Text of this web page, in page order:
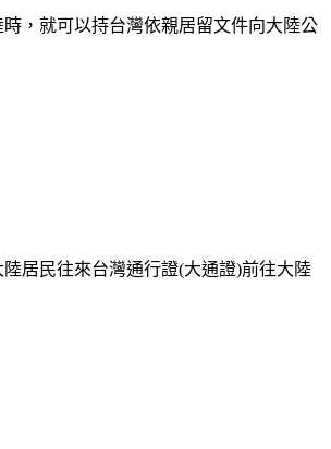
，就可以持台灣依親居留文件向大陸公
居民往來台灣通行證(大通證)前往大陸